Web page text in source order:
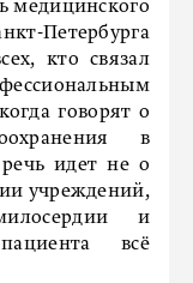
медицинского
Петербурга
кто связал
говорят о
в
идет не о
учреждений,
и
всё